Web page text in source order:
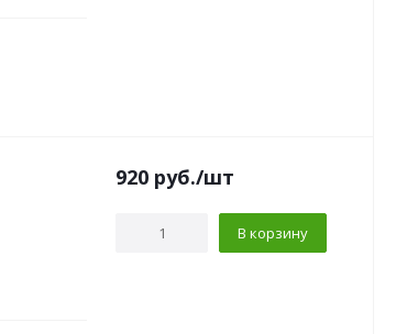
920 руб./шт
В корзину